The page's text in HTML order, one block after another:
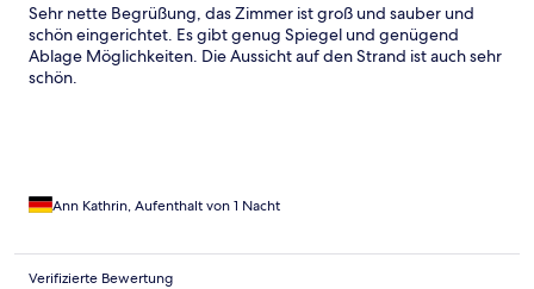
Sehr nette Begrüßung, das Zimmer ist groß und sauber und
schön eingerichtet. Es gibt genug Spiegel und genügend
Ablage Möglichkeiten. Die Aussicht auf den Strand ist auch sehr
schön.
Ann Kathrin, Aufenthalt von 1 Nacht
Verifizierte Bewertung